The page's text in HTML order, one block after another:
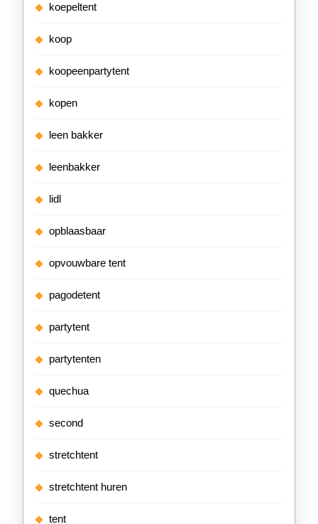
koepeltent
koop
koopeenpartytent
kopen
leen bakker
leenbakker
lidl
opblaasbaar
opvouwbare tent
pagodetent
partytent
partytenten
quechua
second
stretchtent
stretchtent huren
tent